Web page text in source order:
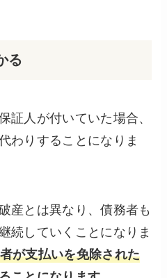
る
証人が付いていた場合、
わりすることになりま
産とは異なり、債務者も
続していくことになりま
が支払いを免除された